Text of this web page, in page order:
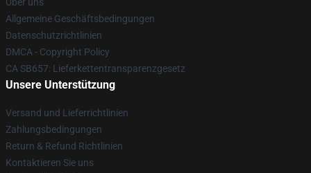
Allgemeine Geschäftsbedingungen
Datenschutzrichtlinien
DMCA - Copyright Policy
CA SB657: Lieferkettentransparenzgesetz
Unsere Unterstützung
Versand und Lieferrichtlinien
Zahlungsbedingungen
Return & Refund Richtlinien
Kontaktieren Sie uns